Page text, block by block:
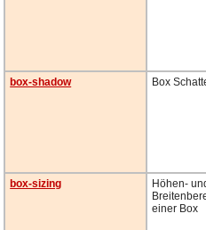
box-shadow Box
box-sizing
Höhen-
einer Box